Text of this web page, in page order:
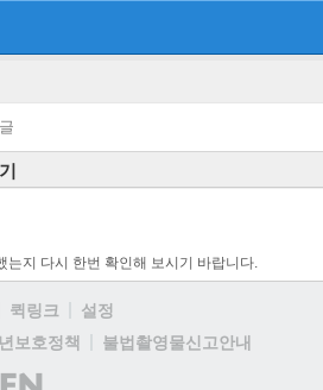
지 다시 한번 확인해 보시기 바랍니다.
퀵링크
설정
보호정책
불법촬영물신고안내
)